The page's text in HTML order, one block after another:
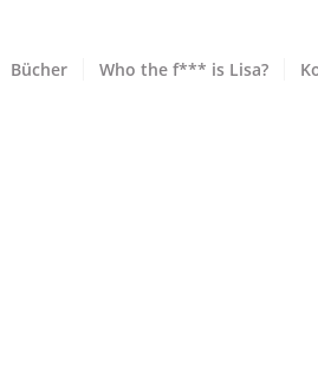
Bücher Who the f*** is Lisa?